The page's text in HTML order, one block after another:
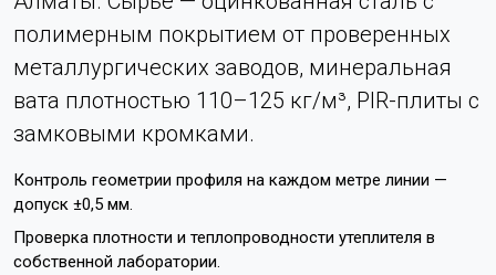
полимерным покрытием от проверенных
металлургических заводов, минеральная
вата плотностью 110–125 кг/м³, PIR-плиты с
замковыми кромками.
Контроль геометрии профиля на каждом метре линии —
допуск ±0,5 мм.
Проверка плотности и теплопроводности утеплителя в
собственной лаборатории.